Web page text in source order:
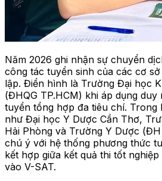
Năm 2026 ghi nhận sự chuyển
công tác tuyển sinh của các cơ
lập. Điển hình là Trường Đại học
(ĐHQG TP.HCM) khi áp dụng
tuyển tổng hợp đa tiêu chí. Trong
như Đại học Y Dược Cần Thơ,
Hải Phòng và Trường Y Dược
chú ý với hệ thống phương thức
kết hợp giữa kết quả thi tốt
vào V-SAT.